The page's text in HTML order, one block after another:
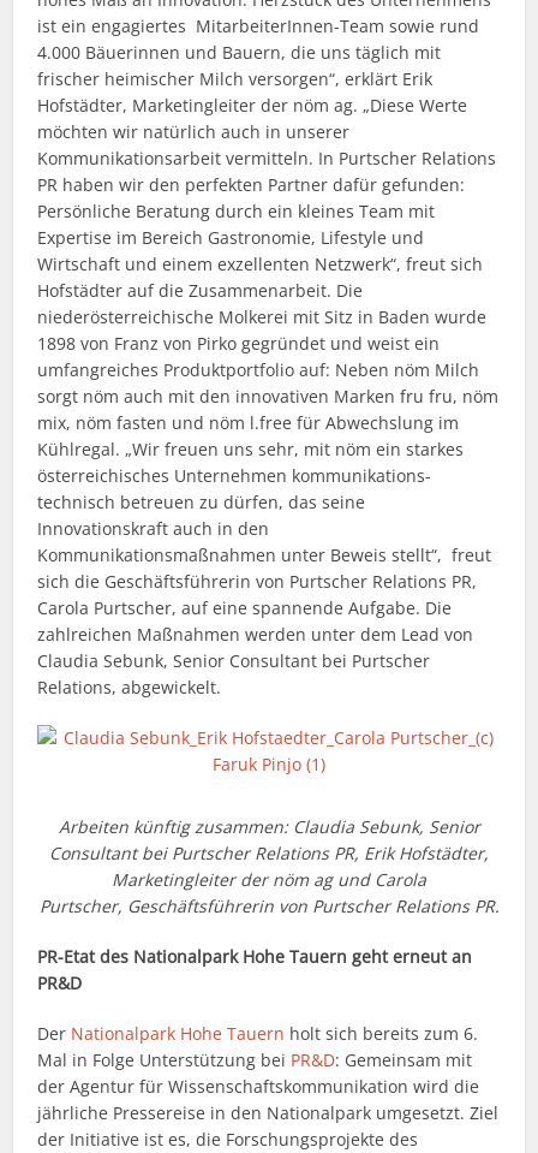
ist ein engagiertes MitarbeiterInnen-Team sowie rund
4.000 Bäuerinnen und Bauern, die uns täglich mit
frischer heimischer Milch versorgen“, erklärt Erik
Hofstädter, Marketingleiter der nöm ag. „Diese Werte
möchten wir natürlich auch in unserer
Kommunikationsarbeit vermitteln. In Purtscher Relations
PR haben wir den perfekten Partner dafür gefunden:
Persönliche Beratung durch ein kleines Team mit
Expertise im Bereich Gastronomie, Lifestyle und
Wirtschaft und einem exzellenten Netzwerk“, freut sich
Hofstädter auf die Zusammenarbeit. Die
niederösterreichische Molkerei mit Sitz in Baden wurde
1898 von Franz von Pirko gegründet und weist ein
umfangreiches Produktportfolio auf: Neben nöm Milch
sorgt nöm auch mit den innovativen Marken fru fru, nöm
mix, nöm fasten und nöm l.free für Abwechslung im
Kühlregal. „Wir freuen uns sehr, mit nöm ein starkes
österreichisches Unternehmen kommunikations-
technisch betreuen zu dürfen, das seine
Innovationskraft auch in den
Kommunikationsmaßnahmen unter Beweis stellt“, freut
sich die Geschäftsführerin von Purtscher Relations PR,
Carola Purtscher, auf eine spannende Aufgabe. Die
zahlreichen Maßnahmen werden unter dem Lead von
Claudia Sebunk, Senior Consultant bei Purtscher
Relations, abgewickelt.
Arbeiten künftig zusammen: Claudia Sebunk, Senior
Consultant bei Purtscher Relations PR, Erik Hofstädter,
Marketingleiter der nöm ag und Carola
Purtscher, Geschäftsführerin von Purtscher Relations PR.
PR-Etat des Nationalpark Hohe Tauern geht erneut an
PR&D
Der Nationalpark Hohe Tauern holt sich bereits zum 6.
Mal in Folge Unterstützung bei PR&D: Gemeinsam mit
der Agentur für Wissenschaftskommunikation wird die
jährliche Pressereise in den Nationalpark umgesetzt. Ziel
der Initiative ist es, die Forschungsprojekte des